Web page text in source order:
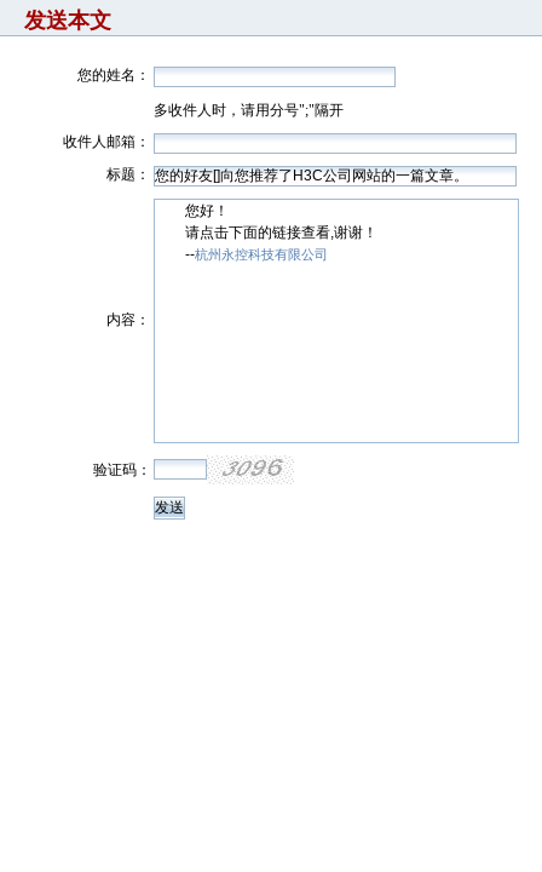
发送本文
您的姓名：
多收件人时，请用分号";"隔开
收件人邮箱：
标题：
内容：
您好！
请点击下面的链接查看,谢谢！
--杭州永控科技有限公司
验证码：